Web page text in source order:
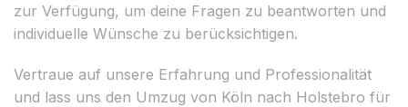
zur Verfügung, um deine Fragen zu beantworten und
individuelle Wünsche zu berücksichtigen.
Vertraue auf unsere Erfahrung und Professionalität
und lass uns den Umzug von Köln nach Holstebro für